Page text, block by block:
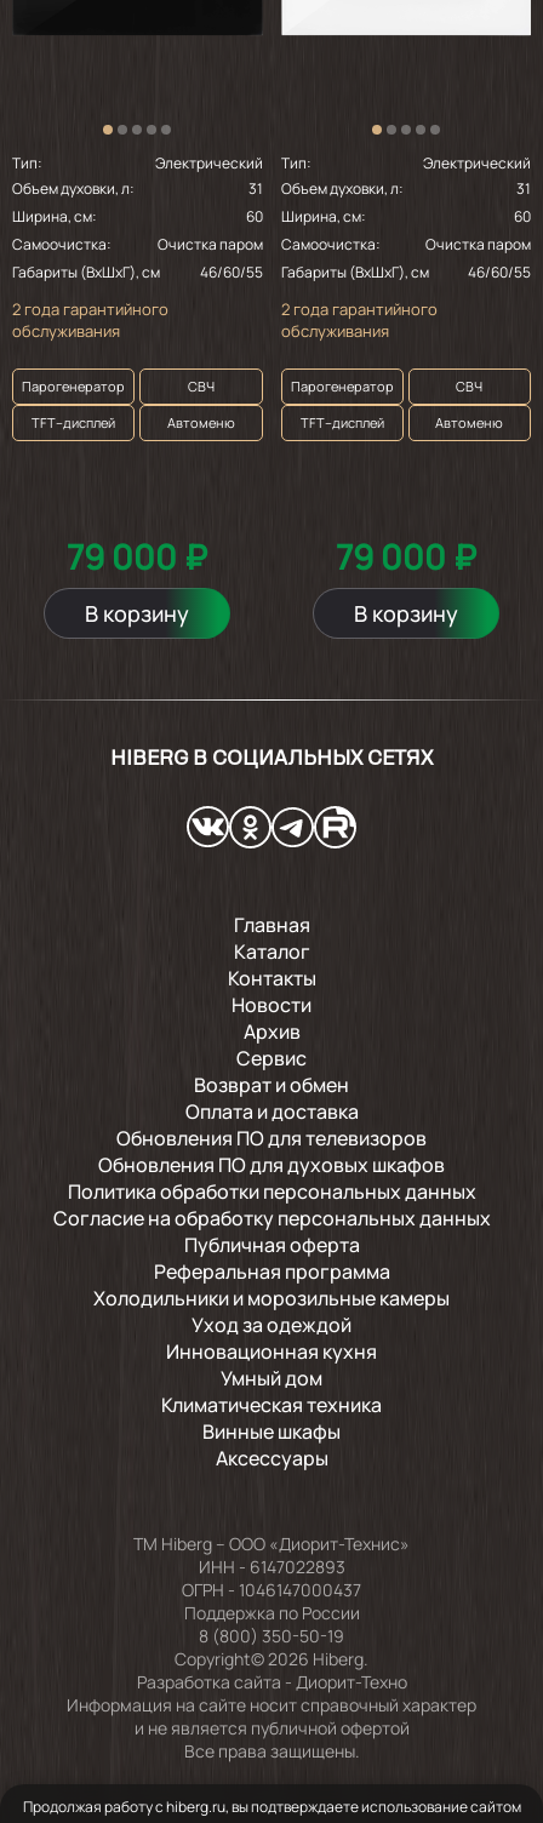
Тип:
Электрический
Объем духовки, л:
31
Ширина, см:
60
Самоочистка:
Очистка паром
Габариты (ВхШхГ), см
46/60/55
2 года гарантийного
обслуживания
Парогенератор
СВЧ
TFT–дисплей
Автоменю
79 000 ₽
В корзину
Тип:
Электрический
Объем духовки, л:
31
Ширина, см:
60
Самоочистка:
Очистка паром
Габариты (ВхШхГ), см
46/60/55
2 года гарантийного
обслуживания
Парогенератор
СВЧ
TFT–дисплей
Автоменю
79 000 ₽
В корзину
HIBERG В СОЦИАЛЬНЫХ СЕТЯХ
Главная
Каталог
Контакты
Новости
Архив
Сервис
Возврат и обмен
Оплата и доставка
Обновления ПО для телевизоров
Обновления ПО для духовых шкафов
Политика обработки персональных данных
Согласие на обработку персональных данных
Публичная оферта
Реферальная программа
Холодильники и морозильные камеры
Уход за одеждой
Инновационная кухня
Умный дом
Климатическая техника
Винные шкафы
Аксессуары
TM Hiberg – ООО «Диорит-Технис»
ИНН - 6147022893
ОГРН - 1046147000437
Поддержка по России
8 (800) 350-50-19
Copyright© 2026 Hiberg.
Разработка сайта - Диорит-Техно
Информация на сайте носит справочный характер
и не является публичной офертой
Все права защищены.
Продолжая работу с hiberg.ru, вы подтверждаете использование сайтом